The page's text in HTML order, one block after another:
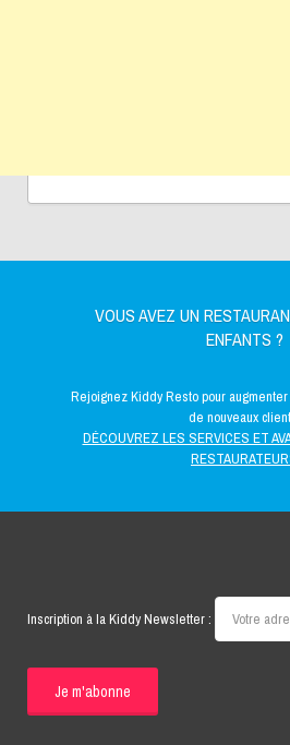
VOUS AVEZ UN
ENFANTS ?
Rejoignez Kiddy Resto pour
de nouveaux
DÉCOUVREZ LES SERVICES ET
Inscription à la Kiddy Newsletter :